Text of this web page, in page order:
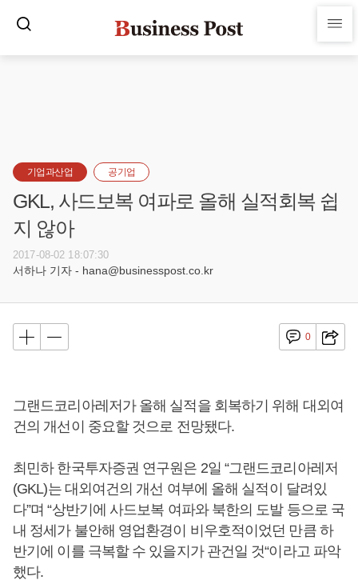
기업과산업 공기업
GKL, 사드보복 여파로 올해 실적회복 쉽
지 않아
2017-08-02 18:07:30
서하나 기자 - hana@businesspost.co.kr
0
그랜드코리아레저가 올해 실적을 회복하기 위해 대외여
건의 개선이 중요할 것으로 전망됐다.
최민하 한국투자증권 연구원은 2일 “그랜드코리아레저
(GKL)는 대외여건의 개선 여부에 올해 실적이 달려있
다”며 “상반기에 사드보복 여파와 북한의 도발 등으로 국
내 정세가 불안해 영업환경이 비우호적이었던 만큼 하
반기에 이를 극복할 수 있을지가 관건일 것“이라고 파악
했다.